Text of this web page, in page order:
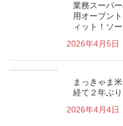
業務スーパ
用オーブン
ィット！ソ
2026年4月5日
まっきゃま
経て２年ぶ
2026年4月4日